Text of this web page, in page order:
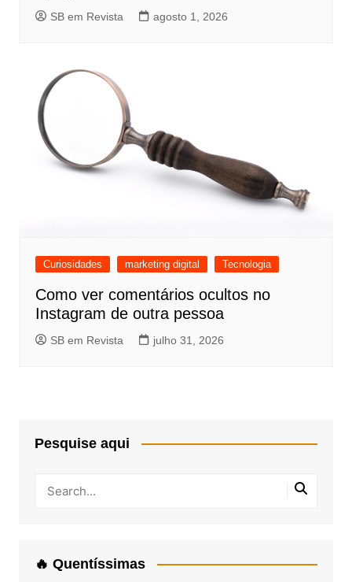
SB em Revista agosto 1, 2026
Curiosidades marketing digital Tecnologia
Como ver comentários ocultos no
Instagram de outra pessoa
SB em Revista julho 31, 2026
Pesquise aqui
🔥 Quentíssimas